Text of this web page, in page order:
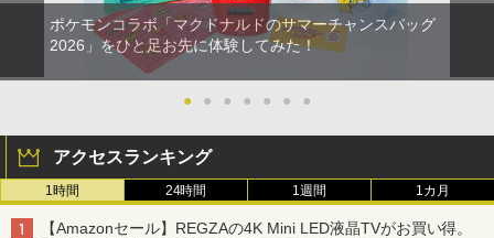
ポケモンコラボ「マクドナルドのサマーチャンスバッグ
2026」をひと足お先に体験してみた！
● ● ● ● ● ● ●
アクセスランキング
1時間 24時間 1週間 1カ月
【Amazonセール】REGZAの4K Mini LED液晶TVがお買い得。